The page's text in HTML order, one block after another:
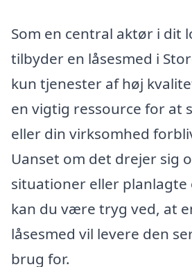
Som en central aktør i dit
tilbyder en låsesmed i
kun tjenester af høj
en vigtig ressource for at
eller din virksomhed
Uanset om det drejer sig
situationer eller planlagte
kan du være tryg ved, at
låsesmed vil levere den
brug for.